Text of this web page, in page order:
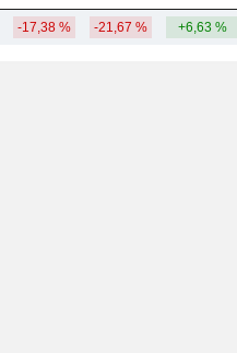
-17,38 % -21,67 % +6,63 %